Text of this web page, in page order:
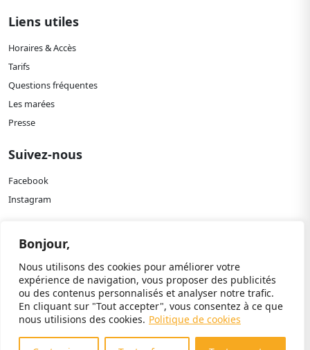
Bonjour,
Nous utilisons des cookies pour améliorer votre
expérience de navigation, vous proposer des publicités
ou des contenus personnalisés et analyser notre trafic.
En cliquant sur "Tout accepter", vous consentez à ce que
nous utilisions des cookies. Politique de cookies
Liens utiles
Horaires & Accès
Tarifs
Questions fréquentes
Les marées
Presse
Suivez-nous
Facebook
Instagram
Politique de confidentialité
Mentions légales
Paramètres cookies